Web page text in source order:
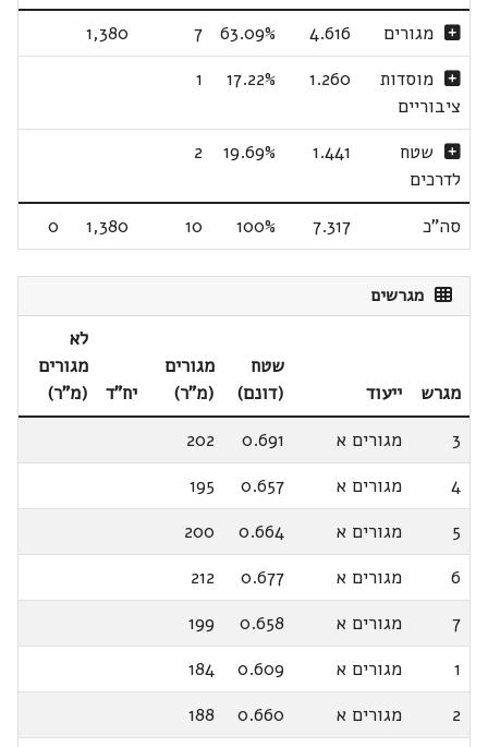
מגורים
4.616
63.09%
7
1,380
מוסדות
ציבוריים
1.260
17.22%
1
שטח
לדרכים
1.441
19.69%
2
סה"כ 7.317
100%
10
1,380
0
מגרשים
מגרש ייעוד
שטח
(דונם)
מגורים
(מ"ר)
יח"ד
לא
מגורים
(מ"ר)
3
מגורים א 0.691
202
4
מגורים א 0.657
195
5
מגורים א 0.664
200
6
מגורים א 0.677
212
7
מגורים א 0.658
199
1
מגורים א 0.609
184
2
מגורים א 0.660
188